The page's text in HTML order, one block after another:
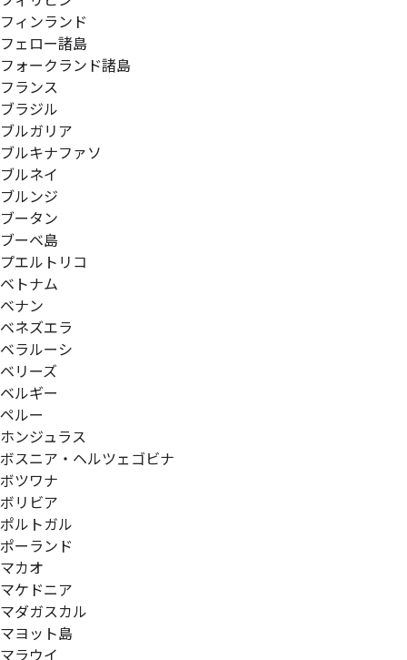
フィンランド
フェロー諸島
フォークランド諸島
フランス
ブラジル
ブルガリア
ブルキナファソ
ブルネイ
ブルンジ
ブータン
ブーベ島
プエルトリコ
ベトナム
ベナン
ベネズエラ
ベラルーシ
ベリーズ
ベルギー
ペルー
ホンジュラス
ボスニア・ヘルツェゴビナ
ボツワナ
ボリビア
ポルトガル
ポーランド
マカオ
マケドニア
マダガスカル
マヨット島